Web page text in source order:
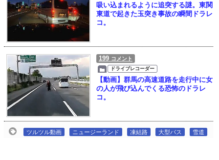
吸い込まれるように追突する謎。東関
東道で起きた玉突き事故の瞬間ドラレ
コ。
199 コメント
ドライブレコーダー
【動画】群馬の高速道路を走行中に女
の人が飛び込んでくる恐怖のドラレ
コ。
ツルツル動画 ニュージーランド 凍結路 大型バス 雪道